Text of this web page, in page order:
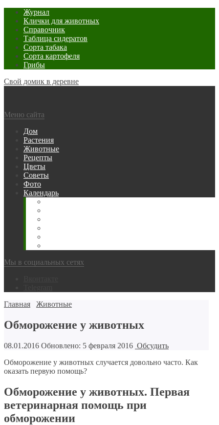
Журнал
Клички для животных
Справочник
Таблица сидератов
Сорта табака
Сорта картофеля
Грибы
Свой домик в деревне
Меню сайта
Дом
Растения
Животные
Рецепты
Цветы
Советы
Фото
Календарь
Мы в социальных сетях
Главная
Животные
Обморожение у животных
08.01.2016 Обновлено: 5 февраля 2016 Обсудить
Обморожение у животных случается довольно часто. Как
оказать первую помощь?
Обморожение у животных. Первая
ветеринарная помощь при
обморожении